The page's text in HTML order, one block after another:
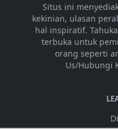
Situs ini
kekinian, ulasan
hal inspiratif.
terbuka untuk
orang seperti
Us/Hubungi